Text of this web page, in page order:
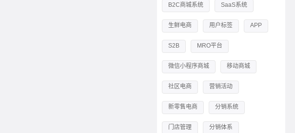
B2C商城系统 SaaS系统
生鲜电商 用户标签 APP
S2B MRO平台
微信小程序商城 移动商城
社区电商 营销活动
新零售电商 分销系统
门店管理 分销体系